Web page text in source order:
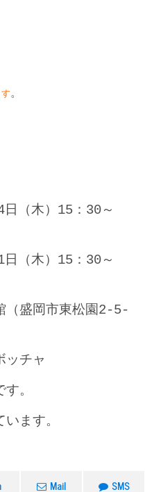
。
（木）15：30～
木）15：30～
盛岡市東松園2-5-
チャ
。
ます。
Mail SMS